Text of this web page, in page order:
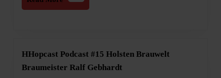
More
HHopcast Podcast #15 Holsten Brauwelt
Braumeister Ralf Gebhardt